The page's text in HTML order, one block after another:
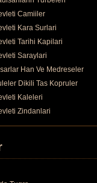
Camiiler
Kara Surlari
Tarihi Kapilari
Saraylari
Han Ve Medreseler
Dikili Tas Kopruler
Kaleleri
Zindanlari